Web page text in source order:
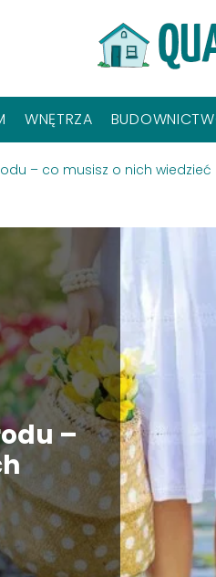
WNĘTRZA
– co musisz o nich wiedzieć
–